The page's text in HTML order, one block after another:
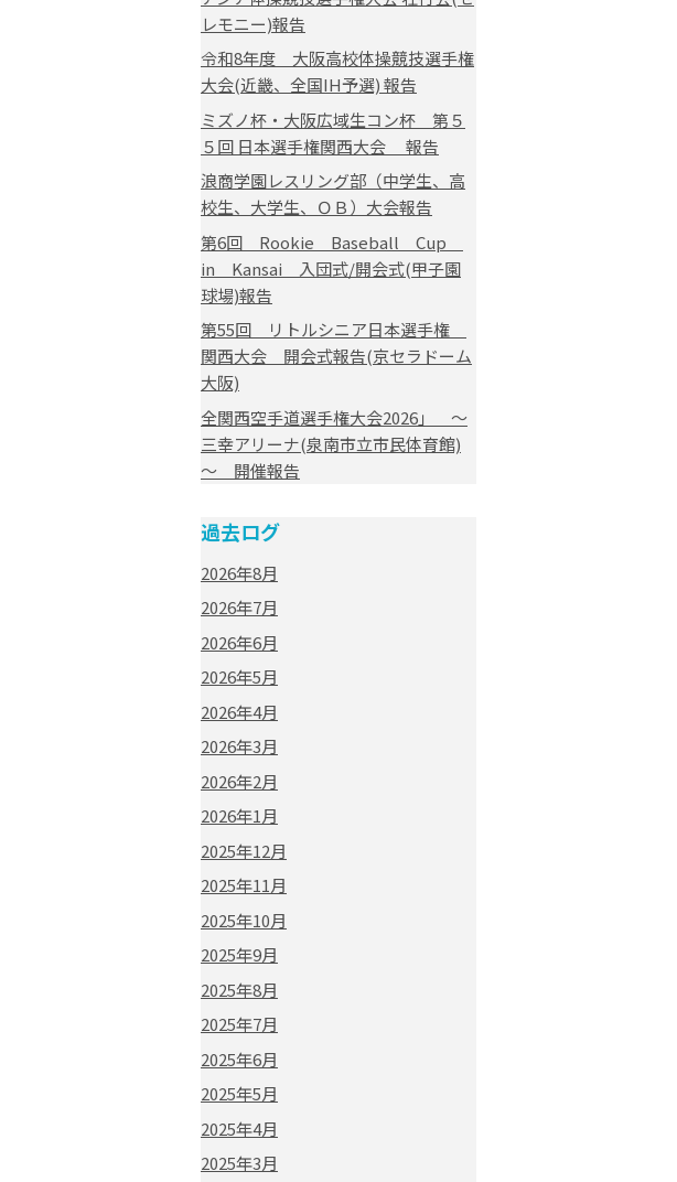
レモニー)報告
令和8年度 大阪高校体操競技選手権
大会(近畿、全国IH予選) 報告
ミズノ杯・大阪広域生コン杯 第５
５回 日本選手権関西大会 報告
浪商学園レスリング部（中学生、高
校生、大学生、ＯＢ）大会報告
第6回 Rookie Baseball Cup
in Kansai 入団式/開会式(甲子園
球場)報告
第55回 リトルシニア日本選手権
関西大会 開会式報告(京セラドーム
大阪)
全関西空手道選手権大会2026」 ～
三幸アリーナ(泉南市立市民体育館)
～ 開催報告
過去ログ
2026年8月
2026年7月
2026年6月
2026年5月
2026年4月
2026年3月
2026年2月
2026年1月
2025年12月
2025年11月
2025年10月
2025年9月
2025年8月
2025年7月
2025年6月
2025年5月
2025年4月
2025年3月